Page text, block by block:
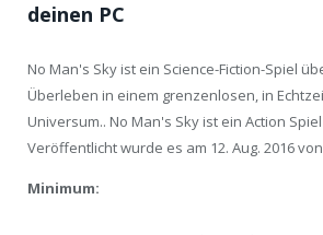
deinen PC
No Man's Sky ist ein Science-Fiction-Spiel
Überleben in einem grenzenlosen, in
Universum.. No Man's Sky ist ein Action
Veröffentlicht wurde es am 12. Aug. 2016
Minimum: